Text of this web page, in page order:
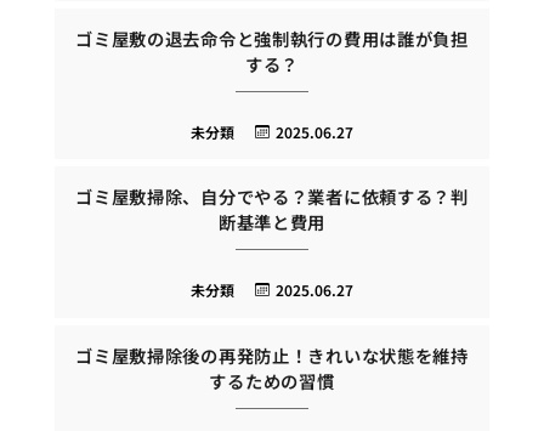
ゴミ屋敷の退去命令と強制執行の費用は誰が負担
する？
2025.06.27
未分類
ゴミ屋敷掃除、自分でやる？業者に依頼する？判
断基準と費用
2025.06.27
未分類
ゴミ屋敷掃除後の再発防止！きれいな状態を維持
するための習慣